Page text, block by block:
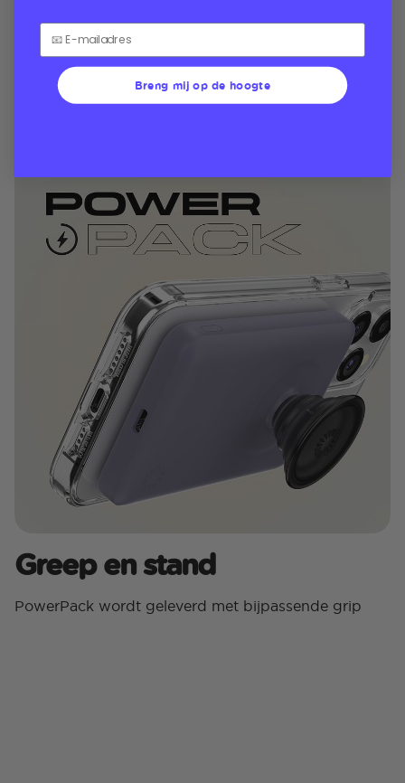
Greep en stand
PowerPack wordt geleverd met bijpassende grip
Breng mij op de hoogte